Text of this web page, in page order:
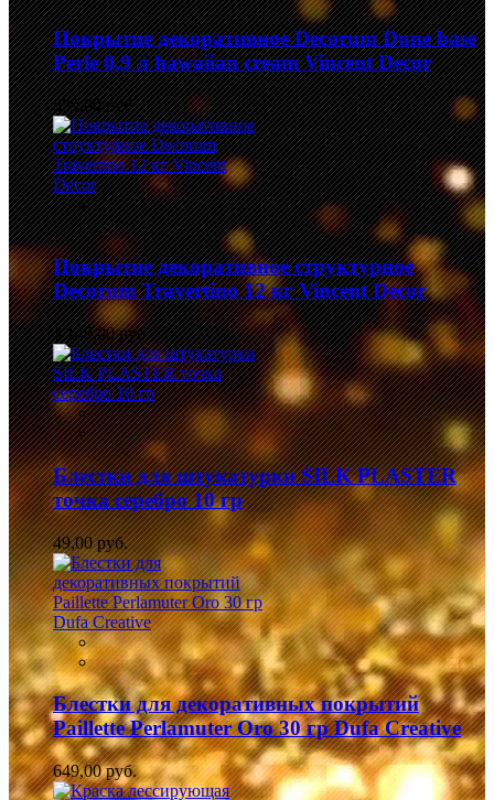
Покрытие декоративное Decorum Dune base
Perle 0,9 л hawaiian cream Vincent Decor
839,00 руб.
Покрытие декоративное структурное
Decorum Travertino 12 кг Vincent Decor
3 149,00 руб.
Блестки для штукатурки SILK PLASTER
точка серебро 10 гр
49,00 руб.
Блестки для декоративных покрытий
Paillette Perlamuter Oro 30 гр Dufa Creative
649,00 руб.